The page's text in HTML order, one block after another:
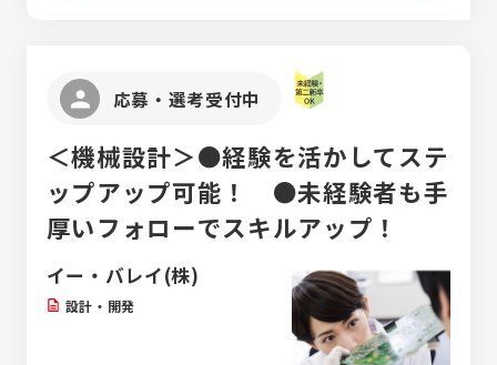
タッフが同行してしっかりサポートします。
個人ノルマはなく、目標に向かって店舗全体
社後の充実した研修で身につけられるため、
「地域の方々の役に立ちたい」という誠実な姿
勢があれば、営業や医療業界の経験がなくて
も安心してスタートできます。 元金融営業や
数活躍中。
応募・選考受付中
＜機械設計＞●経験を活かしてステ
ップアップ可能！ ●未経験者も手
厚いフォローでスキルアップ！
イー・バレイ(株)
設計・開発